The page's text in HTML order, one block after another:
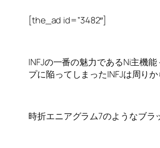
[the_ad id=”3482″]
INFJの一番の魅力であるNi主機
プに陥ってしまったINFJは周り
時折エニアグラム7のようなブ